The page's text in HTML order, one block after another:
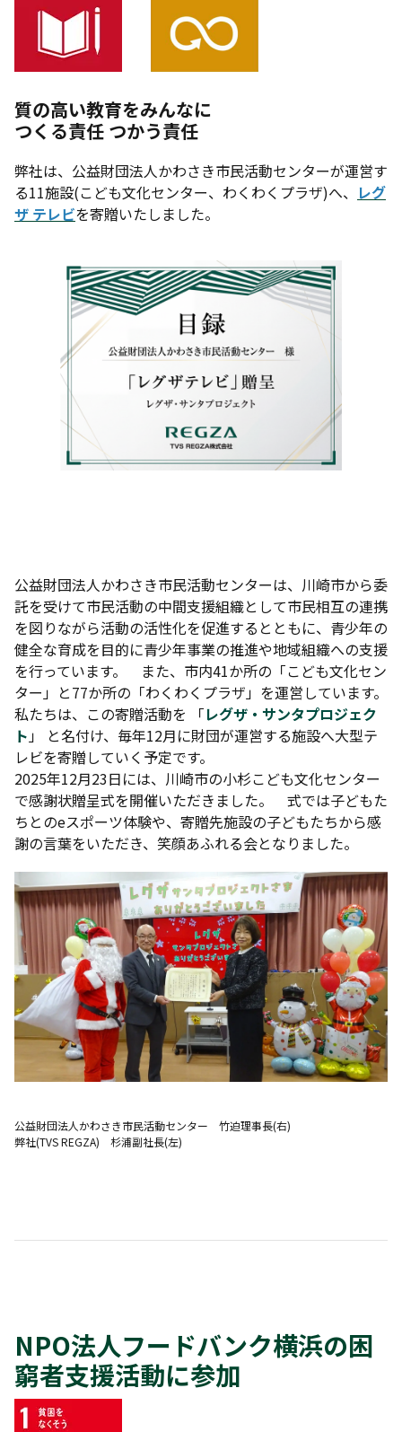
質の高い教育をみんなに
つくる責任 つかう責任
弊社は、公益財団法人かわさき市民活動センターが運営す
る11施設(こども文化センター、わくわくプラザ)へ、 レグ
ザ テレビを寄贈いたしました。
公益財団法人かわさき市民活動センターは、川崎市から委
託を受けて市民活動の中間支援組織として市民相互の連携
を図りながら活動の活性化を促進するとともに、青少年の
健全な育成を目的に青少年事業の推進や地域組織への支援
を行っています。 また、市内41か所の「こども文化セン
ター」と77か所の「わくわくプラザ」を運営しています。
私たちは、この寄贈活動を 「レグザ・サンタプロジェク
ト」 と名付け、毎年12月に財団が運営する施設へ大型テ
レビを寄贈していく予定です。
2025年12月23日には、川崎市の小杉こども文化センター
で感謝状贈呈式を開催いただきました。 式では子どもた
ちとのeスポーツ体験や、寄贈先施設の子どもたちから感
謝の言葉をいただき、笑顔あふれる会となりました。
公益財団法人かわさき市民活動センター 竹迫理事長(右)
弊社(TVS REGZA) 杉浦副社長(左)
NPO法人フードバンク横浜の困
窮者支援活動に参加